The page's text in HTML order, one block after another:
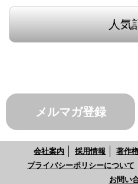
人気
メルマガ登録
会社案内 採用情報 著作
プライバシーポリシーについて
お問い